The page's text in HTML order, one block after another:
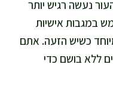
נעשה רגיש יותר
במגבות אישיות
כשיש הזעה. אתם
ללא בושם כדי